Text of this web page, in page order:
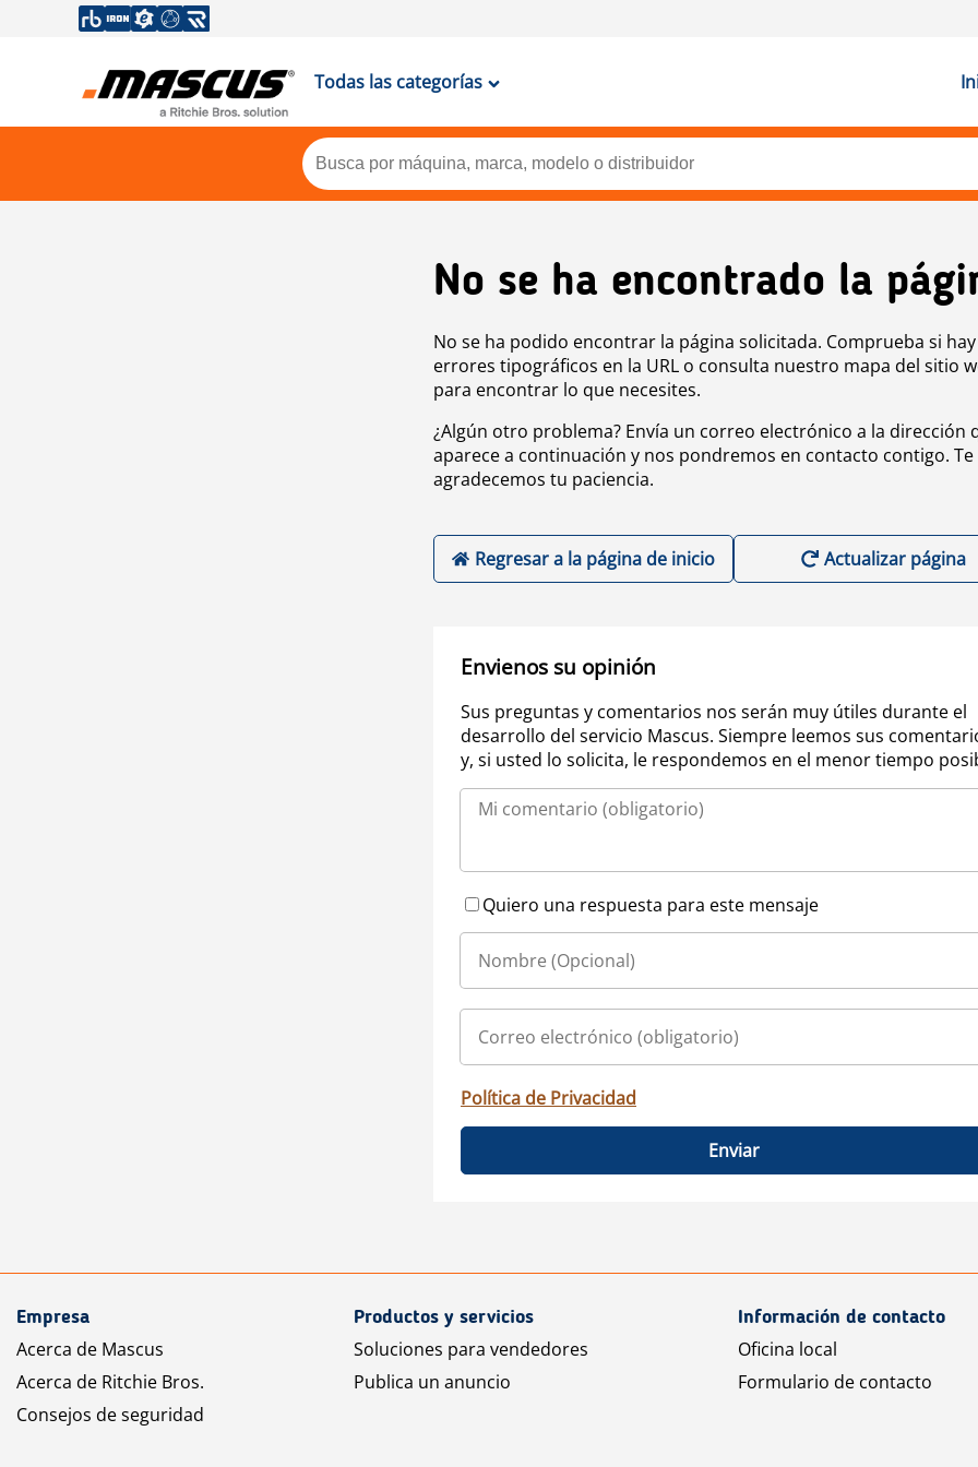
Todas las categorías
No se ha encontrado la
No se ha podido encontrar la página solicitada. Comprueba si hay
errores tipográficos en la URL o consulta nuestro mapa del sitio
para encontrar lo que necesites.
¿Algún otro problema? Envía un correo electrónico a la dirección
aparece a continuación y nos pondremos en contacto contigo. Te
agradecemos tu paciencia.
Regresar a la página de inicio Actualizar página
Envienos su opinión
Sus preguntas y comentarios nos serán muy útiles durante el
desarrollo del servicio Mascus. Siempre leemos sus
y, si usted lo solicita, le respondemos en el menor tiempo
Quiero una respuesta para este mensaje
Política de Privacidad
Enviar
Empresa
Acerca de Mascus
Acerca de Ritchie Bros.
Consejos de seguridad
Productos y servicios
Soluciones para vendedores
Publica un anuncio
Información de contacto
Oficina local
Formulario de contacto